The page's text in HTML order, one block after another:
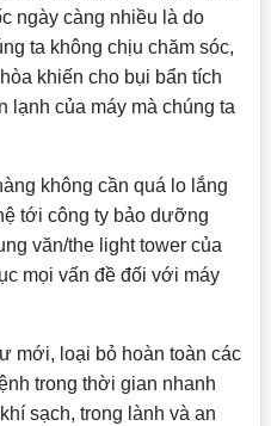
ngày càng nhiều là do
ta không chịu chăm sóc,
khiến cho bụi bẩn tích
lạnh của máy mà chúng ta
không cần quá lo lắng
tới công ty bảo dưỡng
văn/the light tower của
mọi vấn đề đối với máy
mới, loại bỏ hoàn toàn các
trong thời gian nhanh
sạch, trong lành và an